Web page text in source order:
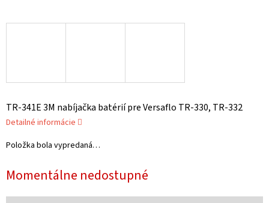
Momentálne nedostupné
Položka bola vypredaná…
TR-341E 3M nabíjačka batérií pre Versaflo TR-330, TR-332
Detailné informácie